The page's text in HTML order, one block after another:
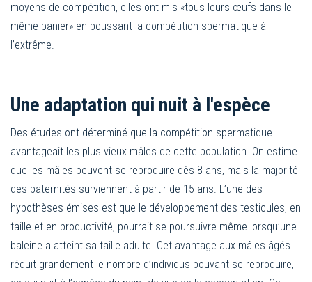
moyens de compétition, elles ont mis «tous leurs œufs dans le
même panier» en poussant la compétition spermatique à
l’extrême.
Une adaptation qui nuit à l'espèce
Des études ont déterminé que la compétition spermatique
avantageait les plus vieux mâles de cette population. On estime
que les mâles peuvent se reproduire dès 8 ans, mais la majorité
des paternités surviennent à partir de 15 ans. L’une des
hypothèses émises est que le développement des testicules, en
taille et en productivité, pourrait se poursuivre même lorsqu’une
baleine a atteint sa taille adulte. Cet avantage aux mâles âgés
réduit grandement le nombre d’individus pouvant se reproduire,